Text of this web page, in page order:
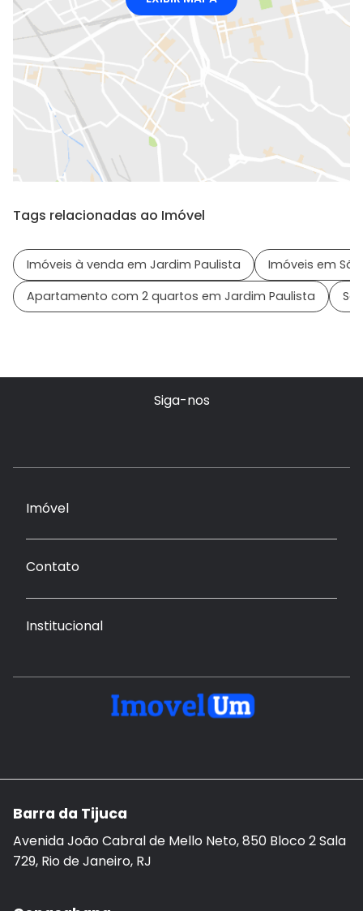
Tags relacionadas ao Imóvel
Imóveis à venda em Jardim Paulista
Imóveis em
Apartamento com 2 quartos em Jardim Paulista
Siga-nos
Imóvel
Contato
Institucional
Barra da Tijuca
Avenida João Cabral de Mello Neto, 850 Bloco 2 Sala
729, Rio de Janeiro, RJ